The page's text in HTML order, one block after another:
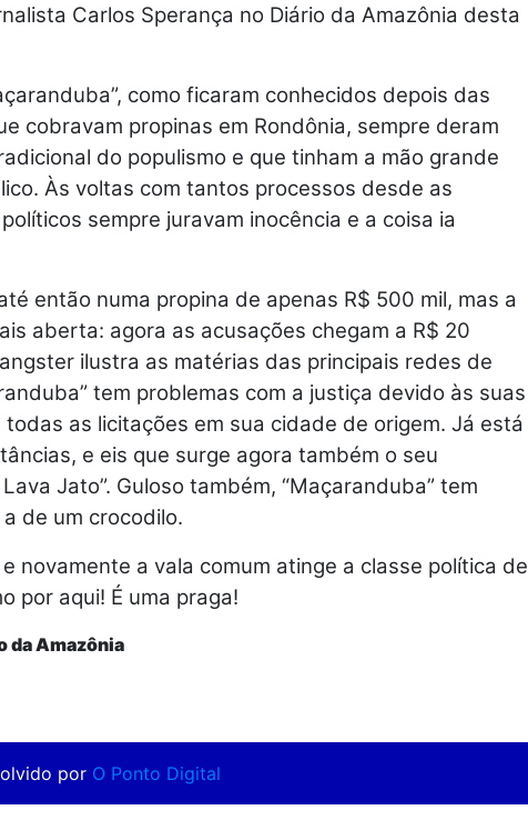
Carlos Sperança no Diário da Amazônia desta
como ficaram conhecidos depois das
cobravam propinas em Rondônia, sempre deram
do populismo e que tinham a mão grande
Às voltas com tantos processos desde as
sempre juravam inocência e a coisa ia
então numa propina de apenas R$ 500 mil, mas a
aberta: agora as acusações chegam a R$ 20
ilustra as matérias das principais redes de
tem problemas com a justiça devido às suas
as licitações em sua cidade de origem. Já está
e eis que surge agora também o seu
Jato”. Guloso também, “Maçaranduba” tem
de um crocodilo.
novamente a vala comum atinge a classe política de
por aqui! É uma praga!
da Amazônia
por O Ponto Digital